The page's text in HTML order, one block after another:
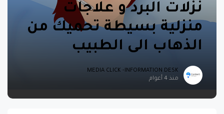
نزلات البرد و علاجات
منزلية بسيطة تحميك من
الذهاب الى الطبيب
MEDIA CLICK -INFORMATION DESK
منذ 4 أعوام